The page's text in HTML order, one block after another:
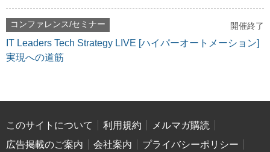
コンファレンス/セミナー 開催終了
IT Leaders Tech Strategy LIVE [ハイパーオートメーション]
実現への道筋
このサイトについて 利用規約
メルマガ購読
広告掲載のご案内
会社案内
プライバシーポリシー